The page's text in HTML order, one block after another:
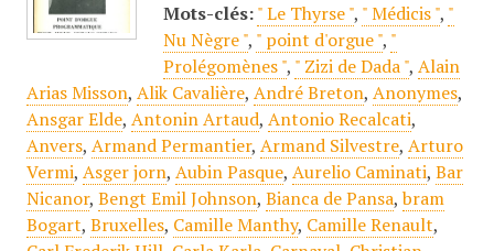
Mots-clés: " Le Thyrse ", " Médicis ", "
Nu Nègre ", " point d'orgue ", "
Prolégomènes ", " Zizi de Dada ", Alain
Arias Misson, Alik Cavalière, André Breton, Anonymes,
Ansgar Elde, Antonin Artaud, Antonio Recalcati,
Anvers, Armand Permantier, Armand Silvestre, Arturo
Vermi, Asger jorn, Aubin Pasque, Aurelio Caminati, Bar
Nicanor, Bengt Emil Johnson, Bianca de Pansa,bram
Bogart, Bruxelles, Camille Manthy, Camille Renault,